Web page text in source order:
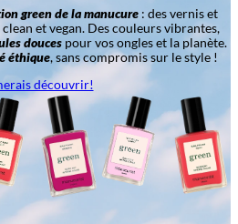
green de la manucure: des vernis et
et vegan. Des couleurs vibrantes,
douces pour vos ongles et la planète.
éthique, sans compromis sur le style !
découvrir!